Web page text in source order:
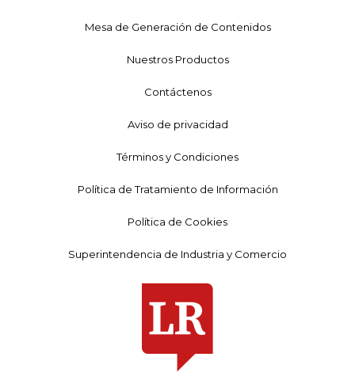
Mesa de Generación de Contenidos
Nuestros Productos
Contáctenos
Aviso de privacidad
Términos y Condiciones
Política de Tratamiento de Información
Política de Cookies
Superintendencia de Industria y Comercio